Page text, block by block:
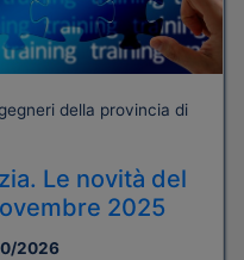
della provincia di
Le novità del
2025
2026